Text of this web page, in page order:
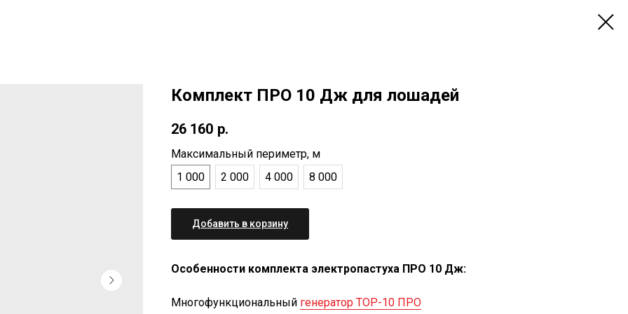
Комплект ПРО 10 Дж для лошадей
26 160 р.
Максимальный периметр, м
1 000
2 000 4 000 8 000
Добавить в корзину
Особенности комплекта электропастуха ПРО 10 Дж:
Многофункциональный генератор ТОР-10 ПРО